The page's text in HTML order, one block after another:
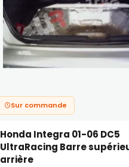
Sur commande
Honda Integra 01-06 DC5
UltraRacing Barre
arrière